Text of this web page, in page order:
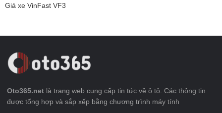
Giá xe VinFast VF3
Oto365.net là trang web cung cấp tin tức về ô tô. Các thông tin
được tổng hợp và sắp xếp bằng chương trình máy tính